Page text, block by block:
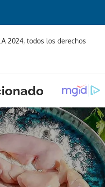
2024, todos los derechos